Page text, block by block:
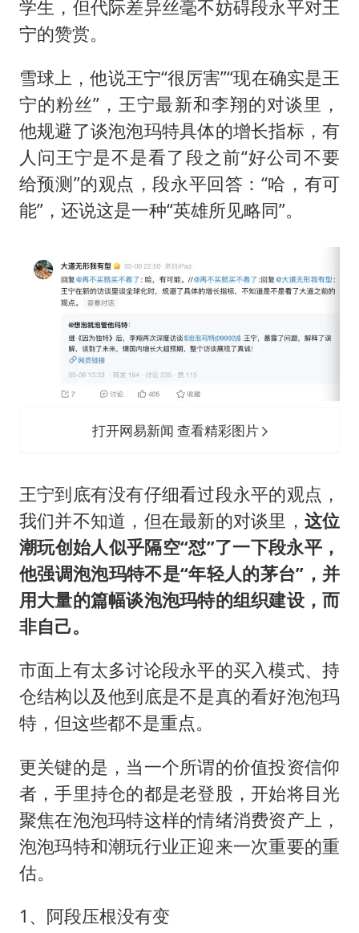
学生，但代际差异丝毫不妨碍段永平对王
宁的赞赏。
雪球上，他说王宁“很厉害”“现在确实是王
宁的粉丝”，王宁最新和李翔的对谈里，
他规避了谈泡泡玛特具体的增长指标，有
人问王宁是不是看了段之前“好公司不要
给预测”的观点，段永平回答：“哈，有可
能”，还说这是一种“英雄所见略同”。
打开网易新闻 查看精彩图片
王宁到底有没有仔细看过段永平的观点，
我们并不知道，但在最新的对谈里， 这位
潮玩创始人似乎隔空“怼”了一下段永平，
他强调泡泡玛特不是“年轻人的茅台”，并
用大量的篇幅谈泡泡玛特的组织建设，而
非自己。
市面上有太多讨论段永平的买入模式、持
仓结构以及他到底是不是真的看好泡泡玛
特，但这些都不是重点。
更关键的是，当一个所谓的价值投资信仰
者，手里持仓的都是老登股，开始将目光
聚焦在泡泡玛特这样的情绪消费资产上，
泡泡玛特和潮玩行业正迎来一次重要的重
估。
1、阿段压根没有变